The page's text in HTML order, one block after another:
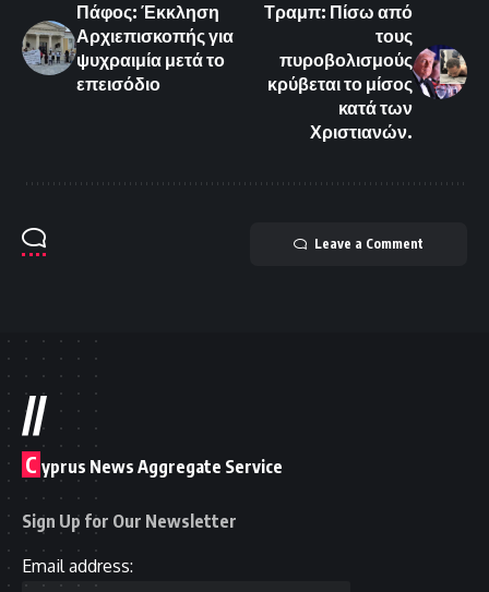
Πάφος: Έκκληση
Αρχιεπισκοπής για
ψυχραιμία μετά το
επεισόδιο
Τραμπ: Πίσω από
τους
πυροβολισμούς
κρύβεται το μίσος
κατά των
Χριστιανών.
Leave a Comment
//
C yprus News Aggregate Service
Sign Up for Our Newsletter
Email address: